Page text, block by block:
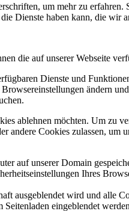
um mehr zu
Dienste haben kann, die wir
die auf unserer Webseite
Dienste und
ändern
ablehnen möchten. Um zu
andere Cookies zulassen,
auf unserer Domain
Ihres
ausgeblendet wird und alle
eingeblendet